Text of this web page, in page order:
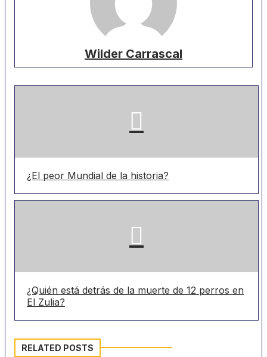
Wilder Carrascal
¿El peor Mundial de la historia?
¿Quién está detrás de la muerte de 12 perros en
El Zulia?
RELATED POSTS